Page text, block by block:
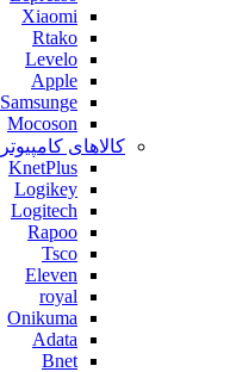
Xiaomi
Rtako
Levelo
Apple
Samsunge
Mocoson
کالاهای کامپیوتر
KnetPlus
Logikey
Logitech
Rapoo
Tsco
Eleven
royal
Onikuma
Adata
Bnet